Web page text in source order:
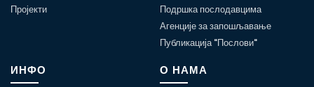
Пројекти
Подршка послодавцима
Агенције за запошљавање
Публикација "Послови"
ИНФО О НАМА